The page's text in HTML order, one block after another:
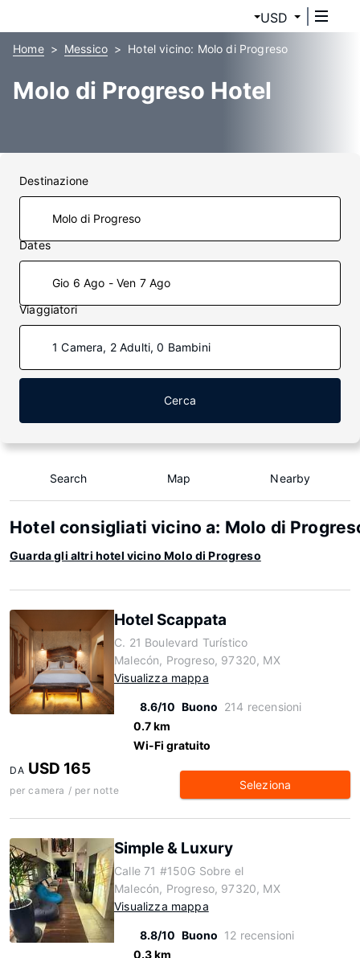
USD
Home Messico Hotel vicino: Molo di Progreso
Molo di Progreso Hotel
Destinazione
Dates
Gio 6 Ago - Ven 7 Ago
Viaggiatori
1 Camera, 2 Adulti, 0 Bambini
Cerca
Search Map Nearby
Hotel consigliati vicino a: Molo di
Guarda gli altri hotel vicino Molo di Progreso
Hotel Scappata
C. 21 Boulevard Turístico
Malecón, Progreso, 97320, MX
Visualizza mappa
8.6/10 Buono 214 recensioni
0.7 km
Wi-Fi gratuito
DA USD 165
per camera / per notte Seleziona
Simple & Luxury
Calle 71 #150G Sobre el
Malecón, Progreso, 97320, MX
Visualizza mappa
8.8/10 Buono 12 recensioni
0.3 km